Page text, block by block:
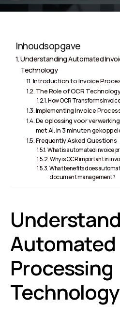
Inhoudsopgave
Understanding Automated
Technology
Introduction to Invoice
The Role of OCR
How OCR Transforms
Implementing Invoice
De oplossing voor
met AI. In 3 minuten
Frequently Asked Questions
What is automated invoice
Why is OCR important in
What benefits does
document management?
Automated
Processing
Technology